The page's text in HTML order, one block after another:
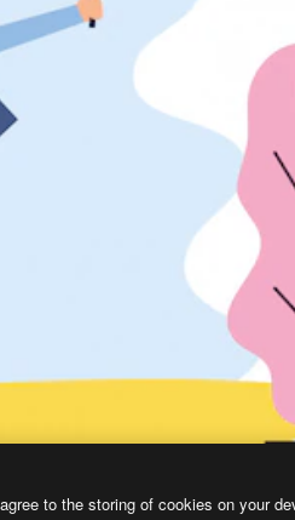
to the storing of cookies on your